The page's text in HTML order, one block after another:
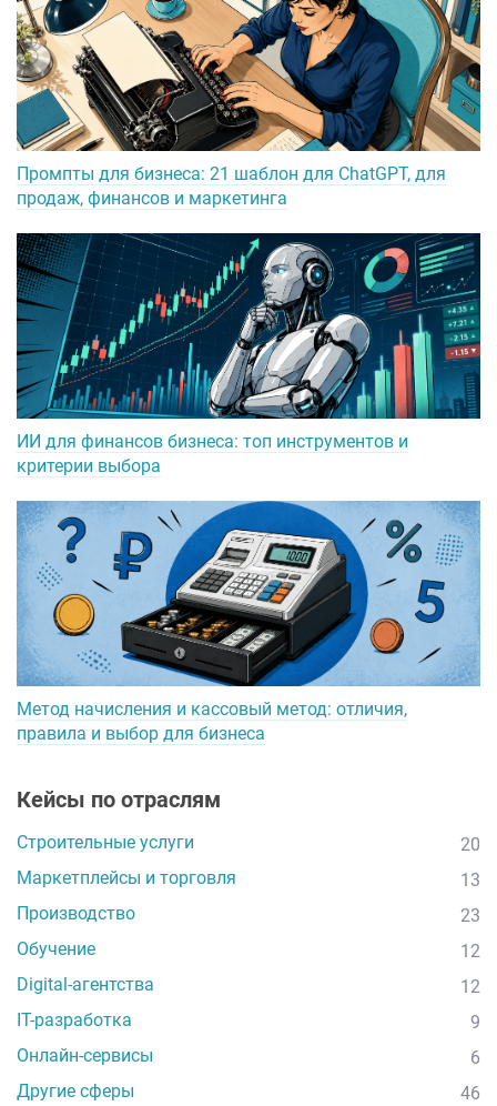
Промпты для бизнеса: 21 шаблон для ChatGPT, для
продаж, финансов и маркетинга
ИИ для финансов бизнеса: топ инструментов и
критерии выбора
Метод начисления и кассовый метод: отличия,
правила и выбор для бизнеса
Кейсы по отраслям
Строительные услуги
20
Маркетплейсы и торговля
13
Производство
23
Обучение
12
Digital-агентства
12
IT-разработка
9
Онлайн-сервисы
6
Другие сферы
46